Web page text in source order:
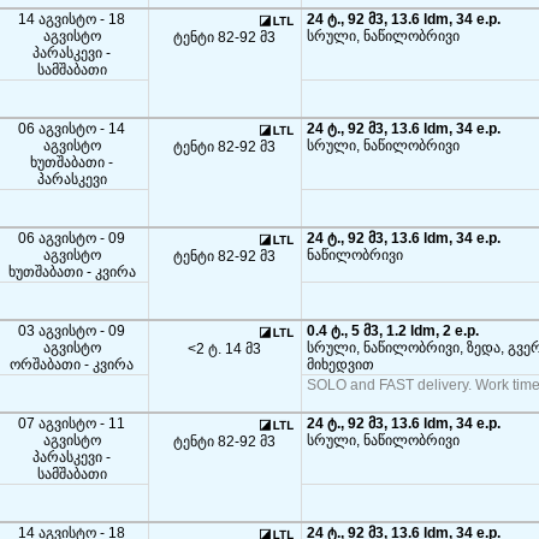
14 აგვისტო - 18
აგვისტო
პარასკევი -
სამშაბათი
ტენტი 82-92 მ3
24 ტ., 92 მ3, 13.6 ldm, 34 e.p.
სრული, ნაწილობრივი
06 აგვისტო - 14
აგვისტო
ხუთშაბათი -
პარასკევი
ტენტი 82-92 მ3
24 ტ., 92 მ3, 13.6 ldm, 34 e.p.
სრული, ნაწილობრივი
06 აგვისტო - 09
აგვისტო
ხუთშაბათი - კვირა
ტენტი 82-92 მ3
24 ტ., 92 მ3, 13.6 ldm, 34 e.p.
ნაწილობრივი
03 აგვისტო - 09
აგვისტო
ორშაბათი - კვირა
<2 ტ. 14 მ3
0.4 ტ., 5 მ3, 1.2 ldm, 2 e.p.
სრული, ნაწილობრივი, ზედა,
მიხედვით
SOLO and FAST delivery. Work
07 აგვისტო - 11
აგვისტო
პარასკევი -
სამშაბათი
ტენტი 82-92 მ3
24 ტ., 92 მ3, 13.6 ldm, 34 e.p.
სრული, ნაწილობრივი
14 აგვისტო - 18 24 ტ., 92 მ3, 13.6 ldm, 34 e.p.